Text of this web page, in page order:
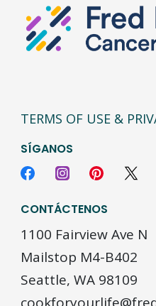
TERMS OF USE &
SÍGANOS
CONTÁCTENOS
1100 Fairview Ave N
Mailstop M4-B402
Seattle, WA 98109